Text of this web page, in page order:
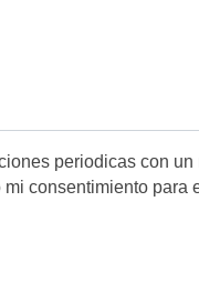
periodicas con
mi consentimiento para